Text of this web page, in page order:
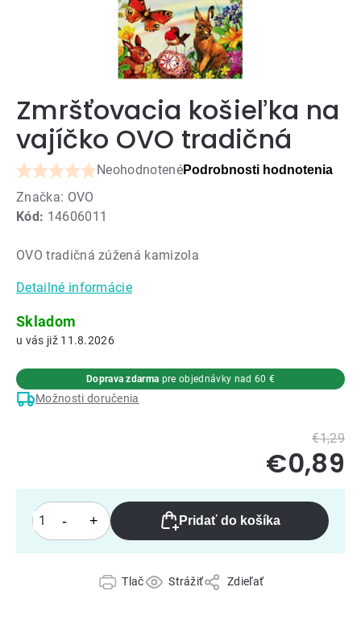
Zmršťovacia košieľka na
vajíčko OVO tradičná
Kód: 14606011
Priemerné
hodnotenie
produktu
0,0
5
hviezdičiek.
NeohodnotenéPodrobnosti hodnotenia
Značka: OVO
Pridať do košíka
OVO tradičná zúžená kamizola
Detailné informácie
Tlač Strážiť Zdieľať
Skladom
11.8.2026
Možnosti doručenia
Doprava zdarma pre objednávky nad 60 €
€1,29
€0,89